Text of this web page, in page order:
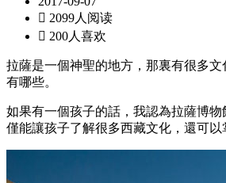
 2099人阅读
 200人喜欢
拉薩是一個神聖的地方，那裏有很多
有哪些。
如果有一個孩子的話，我認為拉薩博
僅能讓孩子了解很多西藏文化，還可